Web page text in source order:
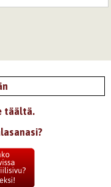
täältä.